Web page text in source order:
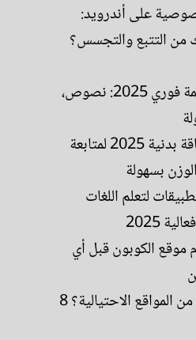
على أندرويد:
من التتبع والتجسس؟
أفضل تطبيق ترجمة فوري 2025: نصوص،
أفضل تطبيقات لياقة بدنية 2025 لمتابعة
بسهولة
لتعلم اللغات
2025
موقع الكوبون قبل أي
كيف تحمي نفسك من المواقع الاحتيالية؟ 8